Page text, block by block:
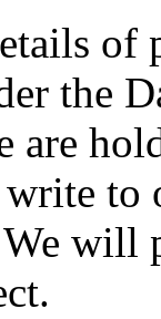
the
are
to
We